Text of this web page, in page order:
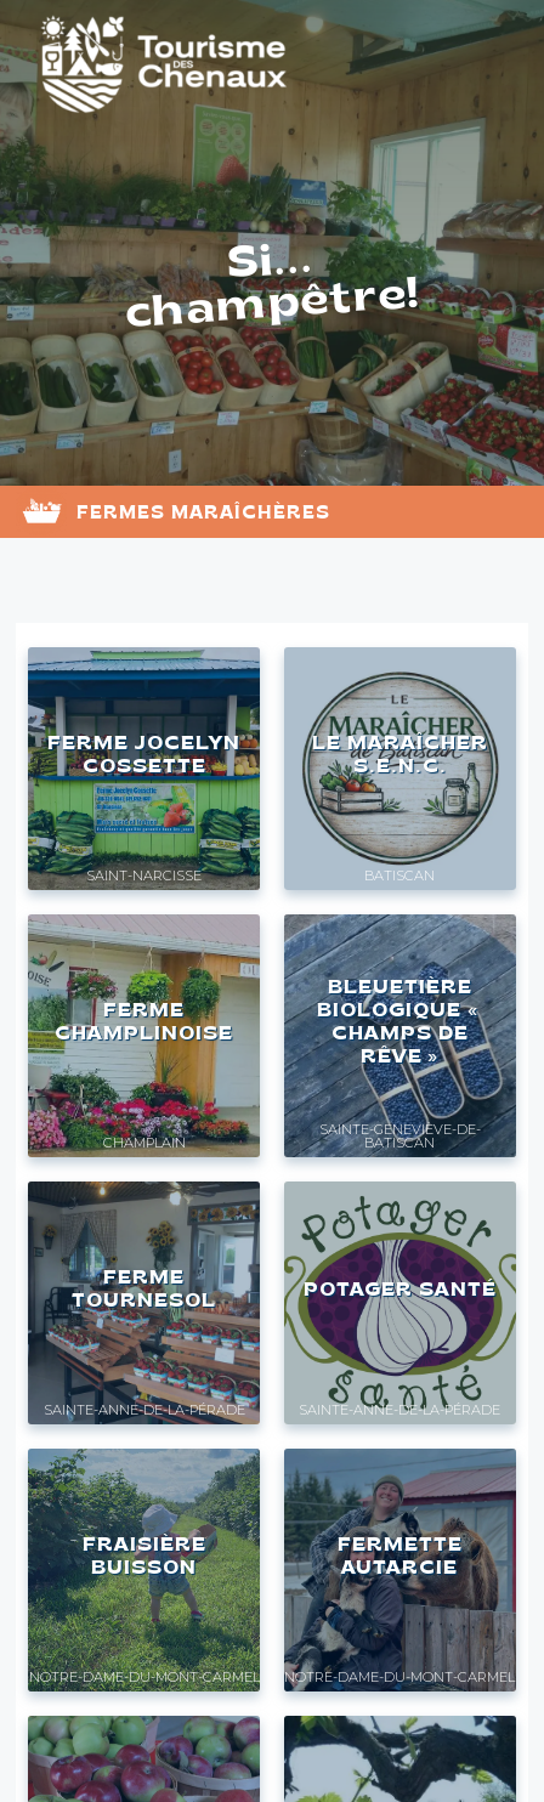
Si...
champêtre!
FERMES MARAÎCHÈRES
FERME JOCELYN
COSSETTE
SAINT-NARCISSE
LE MARAÎCHER
S.E.N.C.
BATISCAN
FERME
CHAMPLINOISE
CHAMPLAIN
BLEUETIÈRE
BIOLOGIQUE «
CHAMPS DE
RÊVE »
SAINTE-GENEVIÈVE-DE-
BATISCAN
FERME
TOURNESOL
SAINTE-ANNE-DE-LA-PÉRADE
POTAGER SANTÉ
SAINTE-ANNE-DE-LA-PÉRADE
FRAISIÈRE
BUISSON
NOTRE-DAME-DU-MONT-CARMEL
FERMETTE
AUTARCIE
NOTRE-DAME-DU-MONT-CARMEL